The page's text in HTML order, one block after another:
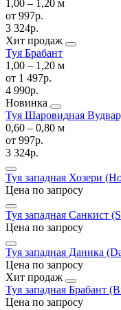
1,00 ‒ 1,20 м
от 997р.
3 324р.
Хит продаж
Туя Брабант
1,00 ‒ 1,20 м
от 1 497р.
4 990р.
Новинка
Туя Шаровидная
0,60 ‒ 0,80 м
от 997р.
3 324р.
Туя западная Хозери
Цена по запросу
Туя западная Санкист
Цена по запросу
Туя западная Даника
Цена по запросу
Хит продаж
Туя западная Брабант
Цена по запросу